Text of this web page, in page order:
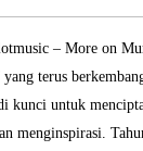
Apa
yang
terus
kunci untuk
menginspirasi.